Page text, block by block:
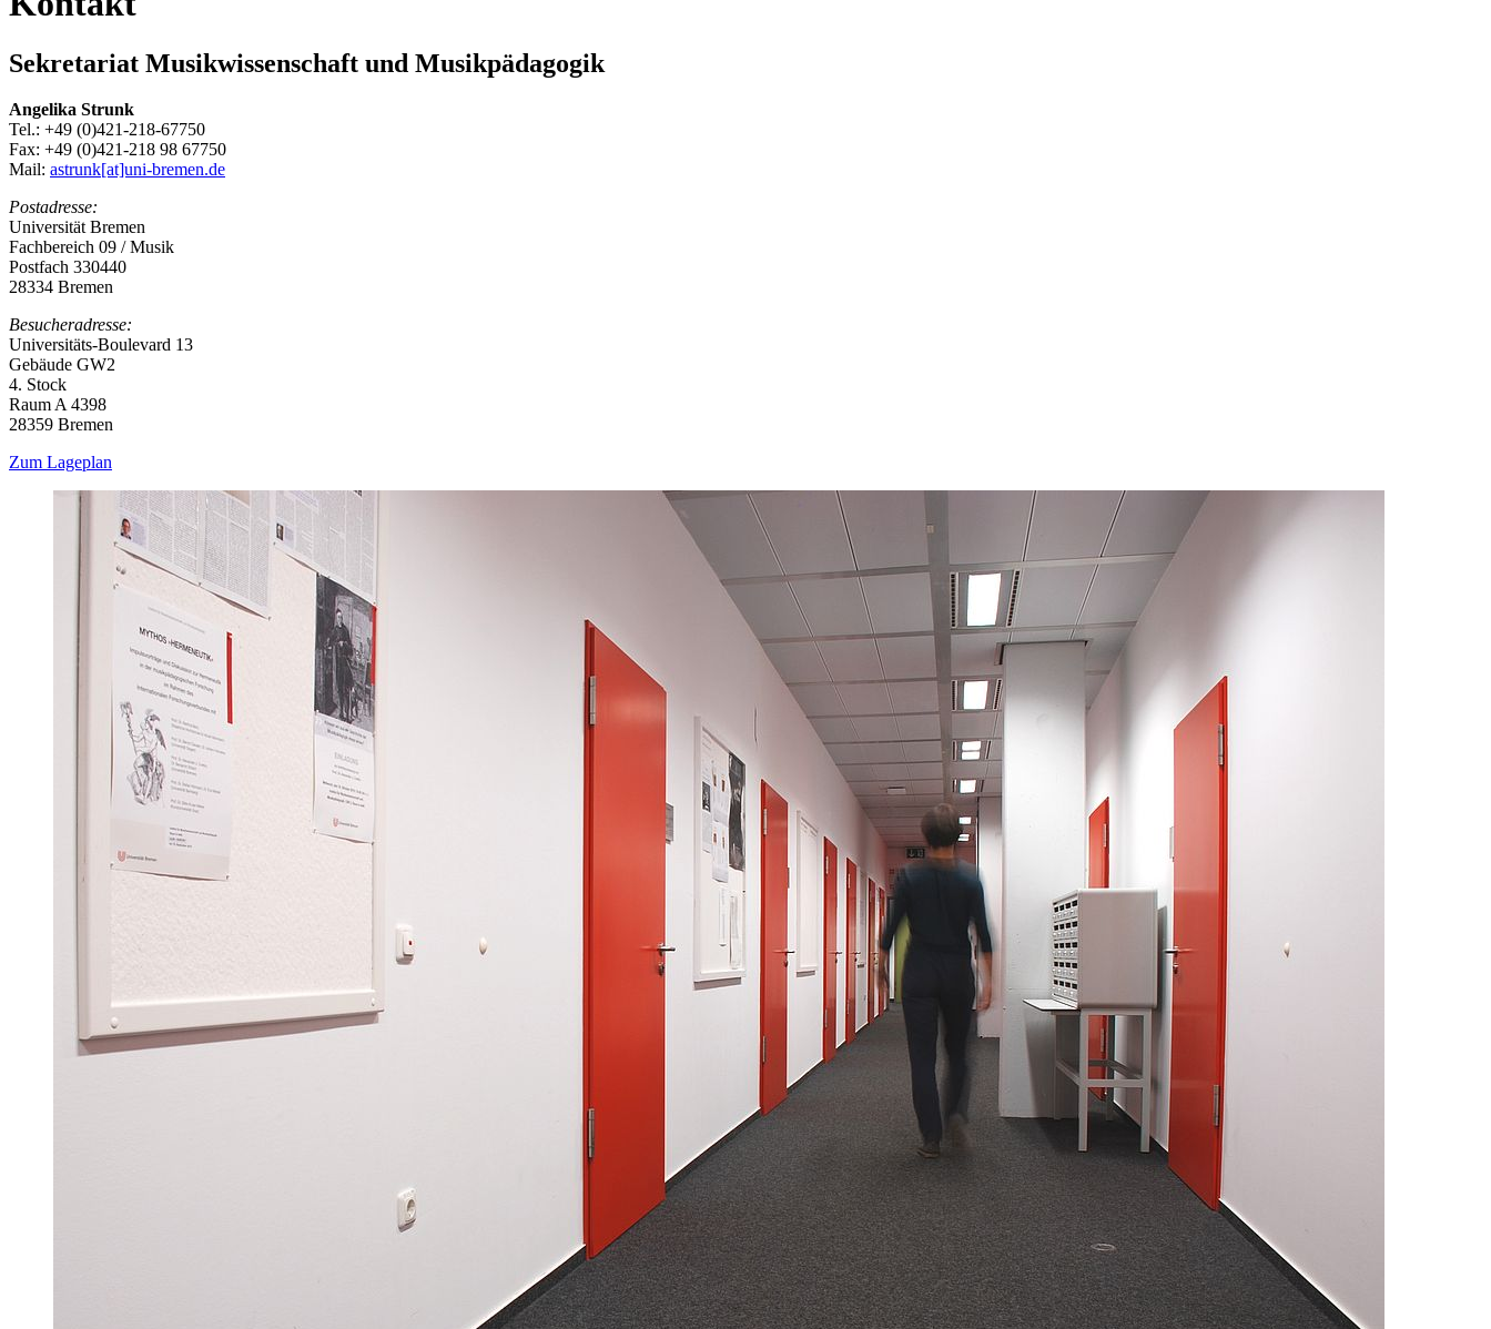
Sekretariat Musikwissenschaft und Musikpädagogik
Angelika Strunk
Tel.: +49 (0)421-218-67750
Fax: +49 (0)421-218 98 67750
Mail: astrunk[at]uni-bremen.de
Postadresse:
Universität Bremen
Fachbereich 09 / Musik
Postfach 330440
28334 Bremen
Besucheradresse:
Universitäts-Boulevard 13
Gebäude GW2
4. Stock
Raum A 4398
28359 Bremen
Zum Lageplan